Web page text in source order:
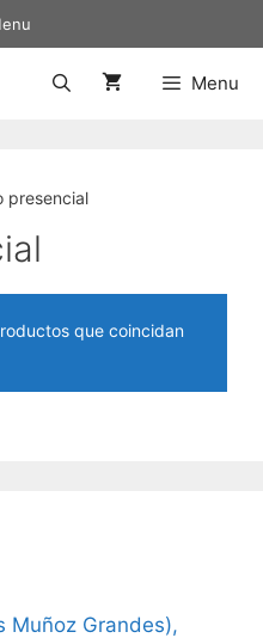
Menu
presencial
que coincidan
Muñoz Grandes),